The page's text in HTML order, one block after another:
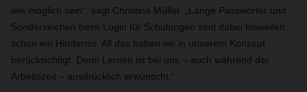
wie möglich sein“, sagt Christina Müller. „Lange Passwörter und
Sonderzeichen beim Login für Schulungen sind dabei bisweilen
schon ein Hindernis. All das haben wir in unserem Konzept
berücksichtigt. Denn Lernen ist bei uns – auch während der
Arbeitszeit – ausdrücklich erwünscht.“